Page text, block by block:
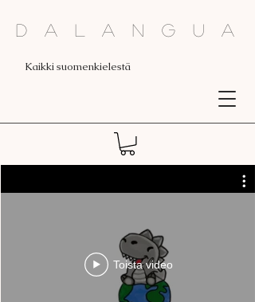
Toista video
Kaikki suomenkielestä
Dalangua